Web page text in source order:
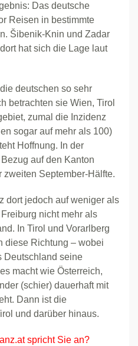
Das deutsche
Reisen in bestimmte
Šibenik-Knin und Zadar
hat sich die Lage laut
deutschen so sehr
betrachten sie Wien, Tirol
zumal die Inzidenz
sogar auf mehr als 100)
Hoffnung. In der
auf den Kanton
zweiten September-Hälfte.
dort jedoch auf weniger als
nicht mehr als
In Tirol und Vorarlberg
diese Richtung – wobei
Deutschland seine
macht wie Österreich,
(schier) dauerhaft mit
Dann ist die
und darüber hinaus.
spricht Sie an?